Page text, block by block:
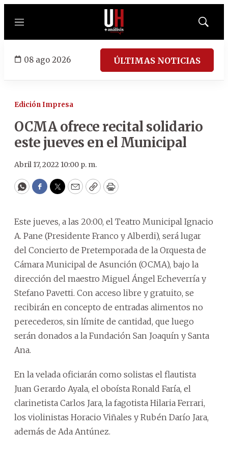
Menú
Mostrar
08 ago 2026 ÚLTIMAS NOTICIAS
Edición Impresa
OCMA ofrece recital solidario
este jueves en el Municipal
Abril 17, 2022 10:00 p. m.
WhatsApp
Facebook
Twitter
EmailCopyPrint
Este jueves, a las 20:00, el Teatro Municipal Ignacio
A. Pane (Presidente Franco y Alberdi), será lugar
del Concierto de Pretemporada de la Orquesta de
Cámara Municipal de Asunción (OCMA), bajo la
dirección del maestro Miguel Ángel Echeverría y
Stefano Pavetti. Con acceso libre y gratuito, se
recibirán en concepto de entradas alimentos no
perecederos, sin límite de cantidad, que luego
serán donados a la Fundación San Joaquín y Santa
Ana.
En la velada oficiarán como solistas el flautista
Juan Gerardo Ayala, el oboísta Ronald Faría, el
clarinetista Carlos Jara, la fagotista Hilaria Ferrari,
los violinistas Horacio Viñales y Rubén Darío Jara,
además de Ada Antúnez.